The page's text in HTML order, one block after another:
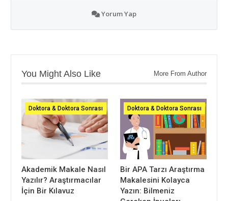
Yorum Yap
You Might Also Like More From Author
Doktora & Doktora Sonrası
Akademik Makale Nasıl
Yazılır? Araştırmacılar
İçin Bir Kılavuz
Doktora & Doktora Sonrası
Bir APA Tarzı Araştırma
Makalesini Kolayca
Yazın: Bilmeniz